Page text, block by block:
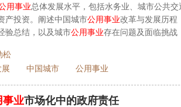
用事业总体发展水平，包括水务业、城市公共
产投资。阐述中国城市公用事业改革与发展历程
验总结，以及城市公用事业存在问题及面临挑战
松
中国城市 公用事业
事业市场化中的政府责任